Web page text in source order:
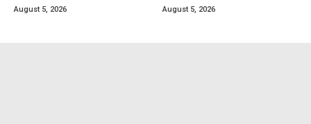
August 5, 2026
बैंकिंग सेवायें
August 5, 2026